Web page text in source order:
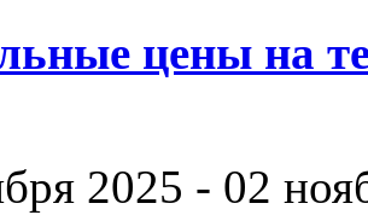
цены на
2025 - 02